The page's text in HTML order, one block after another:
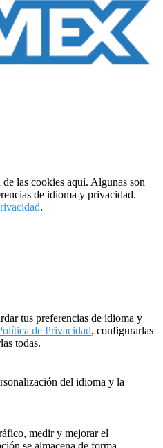
las cookies aquí. Algunas son
de idioma y privacidad.
.
tus preferencias de idioma y
de Privacidad, configurarlas
todas.
del idioma y la
medir y mejorar el
se almacena de forma